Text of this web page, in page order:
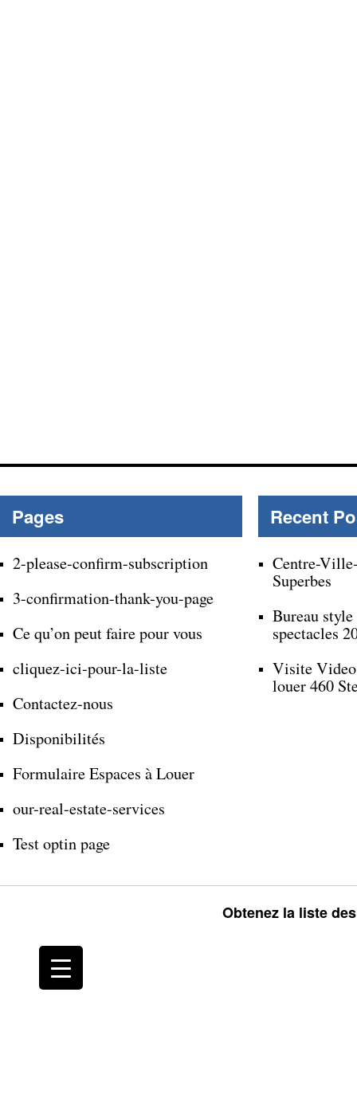
Pages
2-please-confirm-subscription
3-confirmation-thank-you-page
Ce qu’on peut faire pour vous
cliquez-ici-pour-la-liste
Contactez-nous
Disponibilités
Formulaire Espaces à Louer
our-real-estate-services
Test optin page
Recent
Centre-
Superbes
Bureau
spectacles
Visite
louer 460
Obtenez la liste